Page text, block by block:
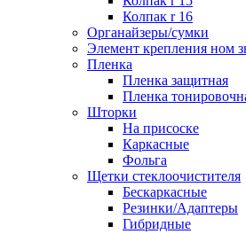
Колпак r 16
Органайзеры/сумки
Элемент крепления ном
Пленка
Пленка защитная
Пленка
Шторки
На присоске
Каркасные
Фольга
Щетки стеклоочистителя
Бескаркасные
Резинки/Адаптеры
Гибридные